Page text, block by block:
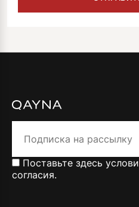
Поставьте здесь
согласия.